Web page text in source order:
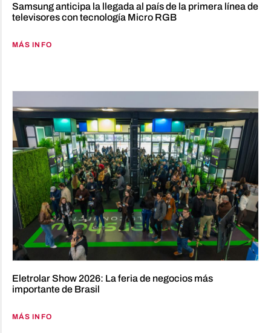
Samsung anticipa la llegada al país de la primera línea de
televisores con tecnología Micro RGB
MÁS INFO
Eletrolar Show 2026: La feria de negocios más
importante de Brasil
MÁS INFO